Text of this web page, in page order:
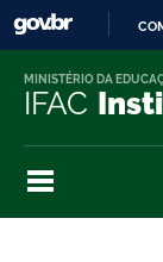
IFAC
MINISTÉRIO DA